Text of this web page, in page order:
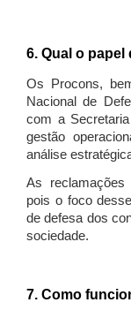
6. Qual o
Os Procons,
Nacional de
com a
gestão
análise
As reclamações
pois o foco
de defesa dos
sociedade.
7. Como